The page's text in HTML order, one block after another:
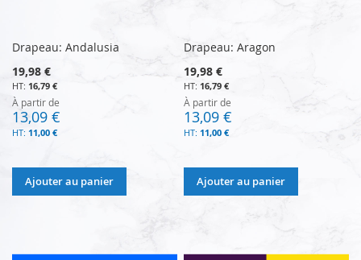
Drapeau: Andalusia
19,98 €
16,79 €
À partir de
13,09 €
11,00 €
Ajouter au panier
Drapeau: Aragon
19,98 €
16,79 €
À partir de
13,09 €
11,00 €
Ajouter au panier